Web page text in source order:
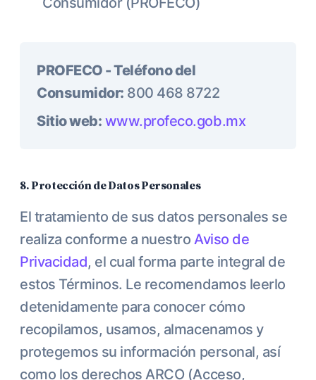
PROFECO - Teléfono del
Consumidor: 800 468 8722
Sitio web: www.profeco.gob.mx
8. Protección de Datos Personales
El tratamiento de sus datos personales se
realiza conforme a nuestroAviso de
Privacidad, el cual forma parte integral de
estos Términos. Le recomendamos leerlo
detenidamente para conocer cómo
recopilamos, usamos, almacenamos y
protegemos su información personal, así
como los derechos ARCO (Acceso,